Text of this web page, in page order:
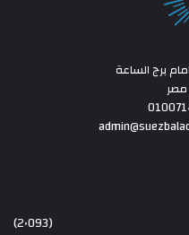
برج الساعة
(2٬093)